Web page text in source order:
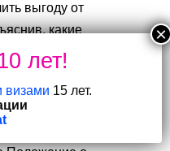
выгоду от
какие
чтобы их
блочное
визами 15 лет.